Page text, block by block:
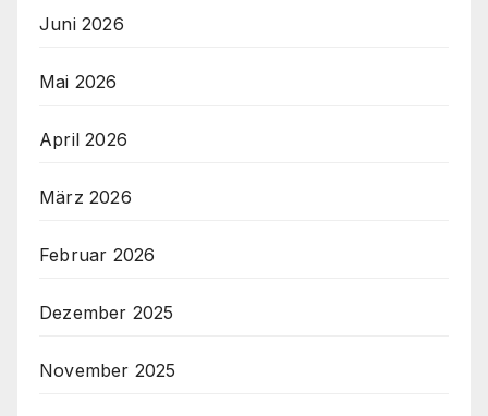
Juni 2026
Mai 2026
April 2026
März 2026
Februar 2026
Dezember 2025
November 2025